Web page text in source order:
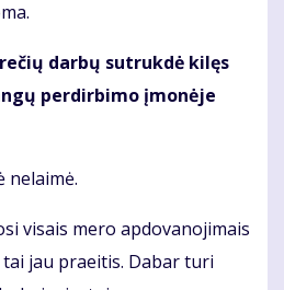
dar­bų su­truk­dė ki­lęs
per­dir­bi­mo įmo­nė­je
ne­lai­mė.
vi­sais me­ro ap­do­va­no­ji­mais
jau praeitis. Da­bar tu­ri